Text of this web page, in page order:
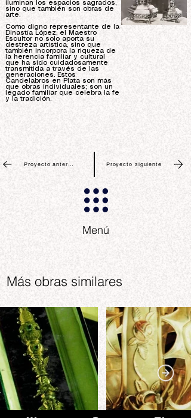
iluminan los espacios sagrados,
sino que también son obras de
arte.
Como digno representante de la
Dinastía López, el Maestro
Escultor no solo aporta su
destreza artística, sino que
también incorpora la riqueza de
la herencia familiar y cultural
que ha sido cuidadosamente
transmitida a través de las
generaciones. Estos
Candelabros en Plata son más
que obras individuales; son un
legado familiar que celebra la fe
y la tradición.
Proyecto anterior Proyecto siguiente
Menú
Más obras similares